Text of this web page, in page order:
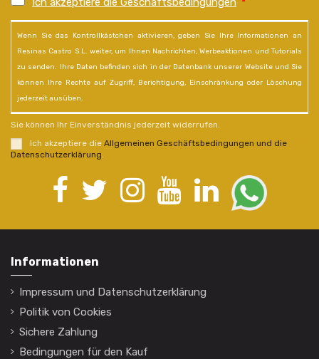
Wenn Sie das Kontrollkästchen aktivieren, geben Sie Ihre Informationen an
Resinas Castro S.L. weiter, um Ihnen Nachrichten, Werbeaktionen und Tutorials
zu senden. Ihre Daten befinden sich in der Datenbank unserer Website und Sie
können Ihre Rechte auf Zugriff, Berichtigung, Einschränkung oder Löschung
jederzeit ausüben.
Sie können Ihr Einverständnis jederzeit widerrufen.
Ich akzeptiere die Allgemeinen Geschäftsbedingungen und die
Datenschutzerklärung
Informationen
Impressum und Datenschutzerklärung
Politik von Cookies
Sichere Zahlung
Bedingungen für den Kauf